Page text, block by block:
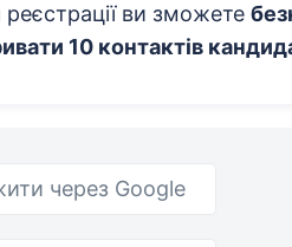
реєстрації ви зможете
10 контактів
через Google